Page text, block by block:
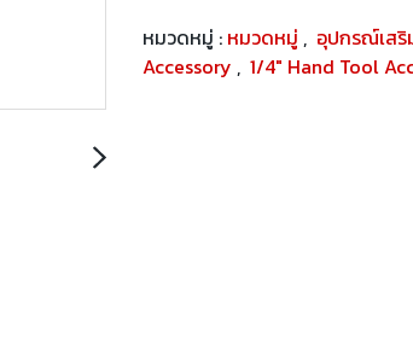
หมวดหมู่ : หมวดหมู่ , อุปกรณ์เส
Accessory , 1/4" Hand Tool